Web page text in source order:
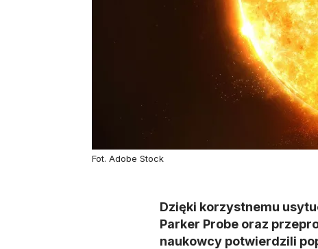
Fot. Adobe Stock
Dzięki korzystnemu
Parker Probe oraz
naukowcy potwierdzili